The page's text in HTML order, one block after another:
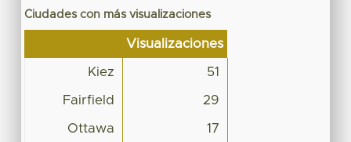
Ciudades con más visualizaciones
Visualizaciones
Kiez 51
Fairfield 29
Ottawa 17